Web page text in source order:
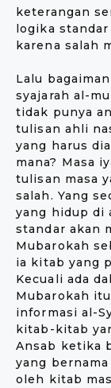
keterangan
logika
karena salah
Lalu
syajarah al-
tidak punya
tulisan ahli
yang harus
mana? Masa
tulisan masa
salah. Yang
yang hidup di
standar akan
Mubarokah
ia kitab yang
Kecuali ada
Mubarokah
informasi al-
kitab-kitab
Ansab ketika
yang
oleh kitab